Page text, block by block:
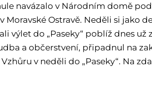
navázalo v Národním domě
Ostravě. Neděli si jako
výlet do „Paseky“ poblíž dnes už
a občerstvení, připadnul na
v neděli do „Paseky“. Na